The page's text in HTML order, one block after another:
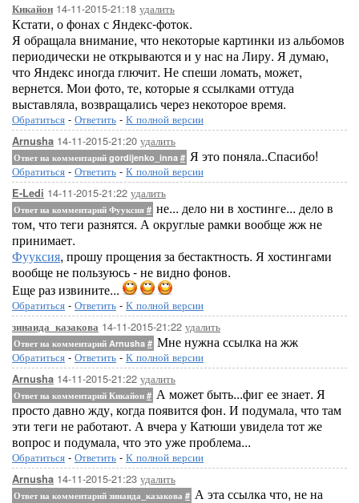
Кикайон 14-11-2015-21:18 удалить
Кстати, о фонах с Яндекс-фоток.
Я обращала внимание, что некоторые картинки из альбомов
периодически не открываются и у нас на Лиру. Я думаю,
что Яндекс иногда глючит. Не спеши ломать, может,
вернется. Мои фото, те, которые я ссылками оттуда
выставляла, возвращались через некоторое время.
Обратиться - Ответить - К полной версии
Arnusha 14-11-2015-21:20 удалить
Ответ на комментарий gordijenko_inna # Я это поняла..Спасибо!
Обратиться - Ответить - К полной версии
E-Ledi 14-11-2015-21:22 удалить
Ответ на комментарий Фууксия # не... дело ни в хостинге... дело в
том, что теги разнятся. А округлые рамки вообще жж не
принимает.
Фууксия, прошу прощения за бестактность. Я хостингами
вообще не пользуюсь - не видно фонов.
Еще раз извините...
Обратиться - Ответить - К полной версии
зинаида_казакова 14-11-2015-21:22 удалить
Ответ на комментарий Arnusha # Мне нужна ссылка на жж
Обратиться - Ответить - К полной версии
Arnusha 14-11-2015-21:22 удалить
Ответ на комментарий Кикайон # А может быть...фиг ее знает. Я
просто давно жду, когда появится фон. И подумала, что там
эти теги не работают. А вчера у Катюши увидела тот же
вопрос и подумала, что это уже проблема...
Обратиться - Ответить - К полной версии
Arnusha 14-11-2015-21:23 удалить
Ответ на комментарий зинаида_казакова # А эта ссылка что, не на